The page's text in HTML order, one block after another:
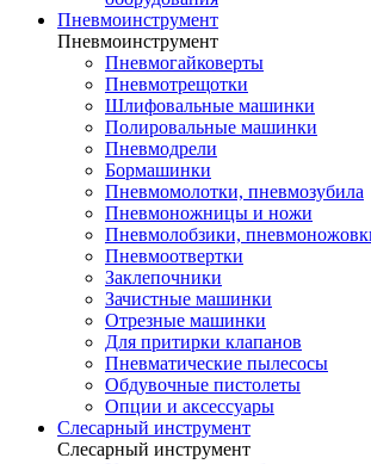
Пневмоинструмент
Пневмоинструмент
Пневмогайковерты
Пневмотрещотки
Шлифовальные машинки
Полировальные машинки
Пневмодрели
Бормашинки
Пневмомолотки, пневмозубила
Пневмоножницы и ножи
Пневмолобзики,
Пневмоотвертки
Заклепочники
Зачистные машинки
Отрезные машинки
Для притирки клапанов
Пневматические пылесосы
Обдувочные пистолеты
Опции и аксессуары
Слесарный инструмент
Слесарный инструмент